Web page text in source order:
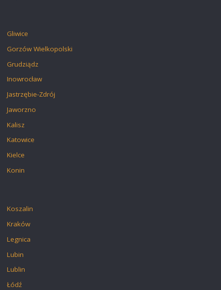
Gliwice
Gorzów Wielkopolski
Grudziądz
Inowrocław
Jastrzębie-Zdrój
Jaworzno
Kalisz
Katowice
Kielce
Konin
Koszalin
Kraków
Legnica
Lubin
Lublin
Łódź